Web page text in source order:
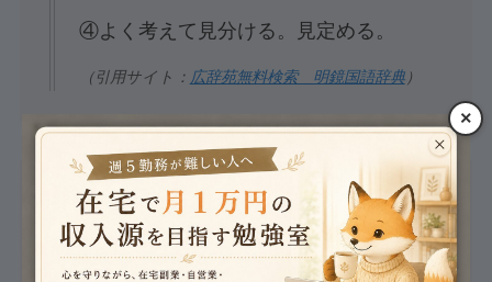
④よく考えて見分ける。見定める。
（引用サイト： 広辞苑無料検索 明鏡国語辞典）
（賞：しょう）
（一）ほめる。
×